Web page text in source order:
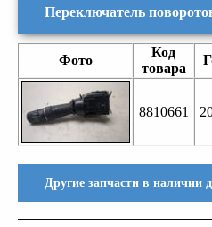
Переключатель
Фото
Код
товара
8810661
Другие запчасти в наличии